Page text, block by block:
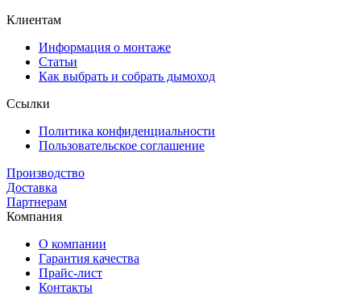
Клиентам
Информация о монтаже
Статьи
Как выбрать и собрать дымоход
Ссылки
Политика конфиденциальности
Пользовательское соглашение
Производство
Доставка
Партнерам
Компания
О компании
Гарантия качества
Прайс-лист
Контакты